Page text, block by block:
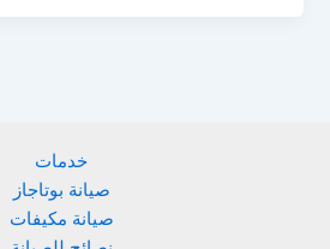
خدمات
صيانة بوتاجاز
صيانة مكيفات